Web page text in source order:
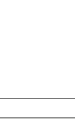
per la sua natura
ossia la vecchia
offre dati